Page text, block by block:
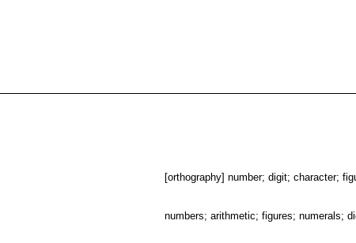
[orthography] number; digit; character;
numbers; arithmetic; figures; numerals;